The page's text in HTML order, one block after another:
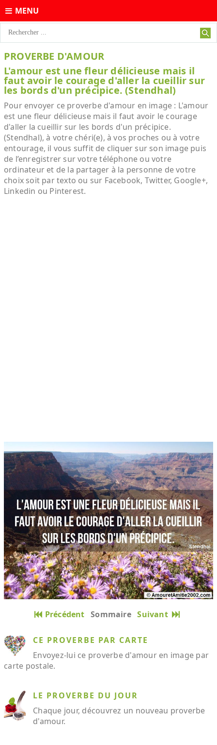
MENU
PROVERBE D'AMOUR
L'amour est une fleur délicieuse mais il
faut avoir le courage d'aller la cueillir sur
les bords d'un précipice. (Stendhal)
Pour envoyer ce proverbe d'amour en image : L'amour
est une fleur délicieuse mais il faut avoir le courage
d'aller la cueillir sur les bords d'un précipice.
(Stendhal), à votre chéri(e), à vos proches ou à votre
entourage, il vous suffit de cliquer sur son image puis
de l’enregistrer sur votre téléphone ou votre
ordinateur et de la partager à la personne de votre
choix soit par texto ou sur Facebook, Twitter, Google+,
Linkedin ou Pinterest.
Précédent Sommaire Suivant
CE PROVERBE PAR CARTE
Envoyez-lui ce proverbe d'amour en image par
carte postale.
LE PROVERBE DU JOUR
Chaque jour, découvrez un nouveau proverbe
d'amour.